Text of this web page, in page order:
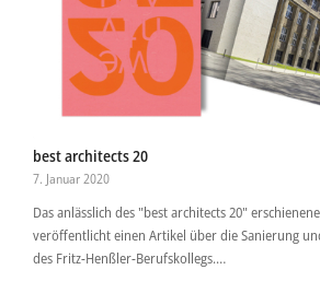
best architects 20
7. Januar 2020
Das anlässlich des "best architects 20"
veröffentlicht einen Artikel über die Sanierung
des Fritz-Henßler-Berufskollegs.…